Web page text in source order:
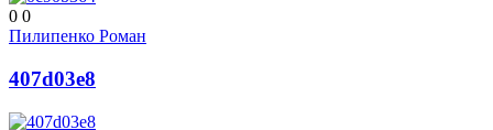
0 0
Пилипенко Роман
407d03e8